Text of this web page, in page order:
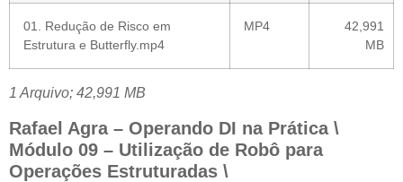
01. Redução de Risco em
Estrutura e Butterfly.mp4
MP4
42,991
MB
1 Arquivo; 42,991 MB
Rafael Agra – Operando DI na Prática \
Módulo 09 – Utilização de Robô para
Operações Estruturadas \